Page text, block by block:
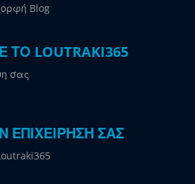
Blog
ΤΟ LOUTRAKI365
σας
ΣΑΣ